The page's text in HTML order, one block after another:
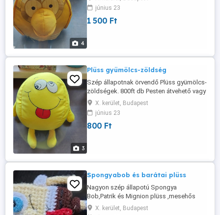
4
átvehető..vagy GLS..
június 23
1 500 Ft
3
Plüss gyümölcs-zöldség
Szép állapotnak örvendő Plüss gyümölcs-
zöldségek. 800ft db Pesten átvehető vagy
GLS futár
X. kerület, Budapest
június 23
800 Ft
Spongyabob és barátai plüss
Nagyon szép állapotú Spongya
Bob,Patrik és Mignion plüss ,mesehős
figurák. Érdeklődés esetén lemérem.
X. kerület, Budapest